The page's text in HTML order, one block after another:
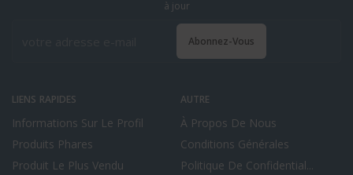
LIENS RAPIDES
Informations Sur Le Profil
Produits Phares
Produit Le Plus Vendu
AUTRE
À Propos De Nous
Conditions Générales
Politique De Confidential...
à jour
Abonnez-Vous